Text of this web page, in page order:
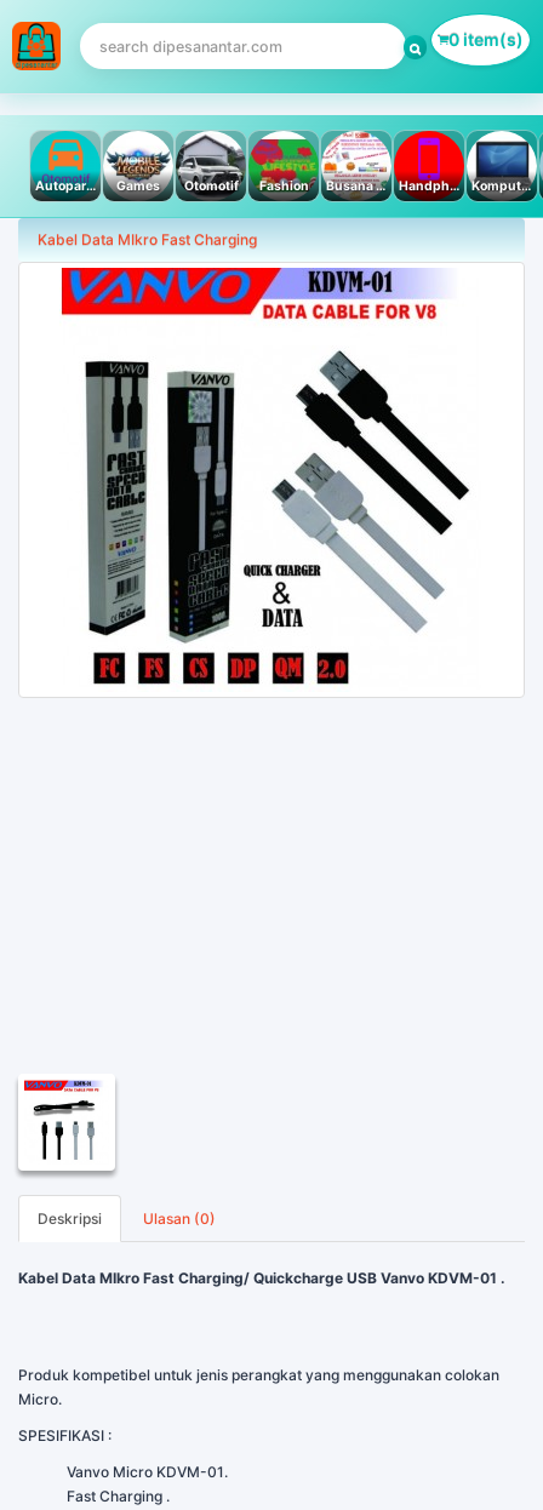
0 item(s)
Autoparts Games Otomotif Fashion Busana Muslim Handphone & Tablet Komputer PC & Laptop
Kabel Data MIkro Fast Charging
Deskripsi Ulasan (0)
Kabel Data MIkro Fast Charging/ Quickcharge USB Vanvo KDVM-01 .
Produk kompetibel untuk jenis perangkat yang menggunakan colokan
Micro.
SPESIFIKASI :
Vanvo Micro KDVM-01.
Fast Charging .